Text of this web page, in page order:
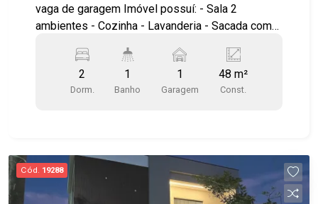
vaga de garagem Imóvel possuí: - Sala 2
ambientes - Cozinha - Lavanderia - Sacada com
Localização privilegiada, no Terra Brasilis!
Próximo à saída para Dutra, anel viário, Shopping
Centervale, Drogarias, Supermercados e padarias
2
Dorm.
1
Banho
1
Garagem
48 m²
Const.
Cód. 19288